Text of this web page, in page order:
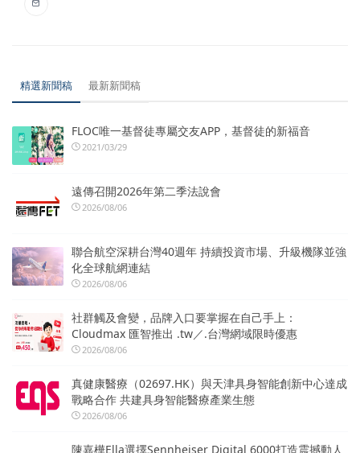
精選新聞稿 最新新聞稿
FLOC唯一基督徒專屬交友APP，基督徒的新福音
2021/03/29
遠傳召開2026年第二季法說會
2026/08/06
聯合航空深耕台灣40週年 持續投資市場、升級機隊並強
化全球航網連結
2026/08/06
社群觸及會變，品牌入口要掌握在自己手上：
Cloudmax 匯智推出 .tw／.台灣網域限時優惠
2026/08/06
真健康醫療（02697.HK）與天津具身智能創新中心達成
戰略合作 共建具身智能醫療產業生態
2026/08/06
陳嘉樺Ella選擇Sennheiser Digital 6000打造震撼動人